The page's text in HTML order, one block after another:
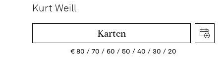
Kurt Weill
Karten
€80 70 60 50 40 30
20